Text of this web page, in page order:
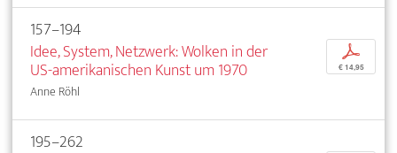
157–194
Idee, System, Netzwerk: Wolken in der
US-amerikanischen Kunst um 1970
Anne Röhl
p
€ 14,95
195–262